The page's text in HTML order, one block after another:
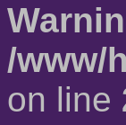
/www/
on line